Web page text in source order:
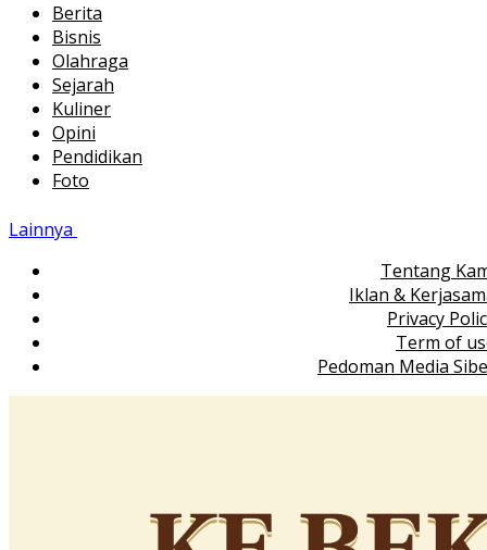
Berita
Bisnis
Olahraga
Sejarah
Kuliner
Opini
Pendidikan
Foto
Lainnya
Tentang
Iklan &
Privacy
Term of
Pedoman Media